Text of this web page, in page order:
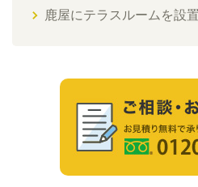
鹿屋にテラスルームを設